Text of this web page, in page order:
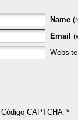
Name
Email
Website
Código CAPTCHA *